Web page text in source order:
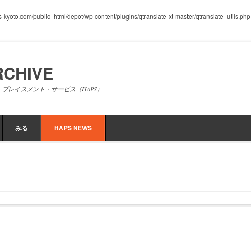
kyoto.com/public_html/depot/wp-content/plugins/qtranslate-xt-master/qtranslate_utils.php
レイスメント・サービス（HAPS）
みる HAPS NEWS